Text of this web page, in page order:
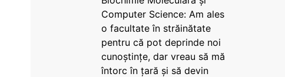
Computer Science: Am ales
o facultate în străinătate
pentru că pot deprinde noi
cunoștințe, dar vreau să mă
întorc în țară și să devin